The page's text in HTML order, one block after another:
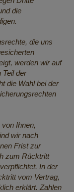
die
die uns
werden wir auf
Teil der
die Wahl bei der
Ihnen,
wir nach
Frist zur
zum Rücktritt
In der
vom Vertrag,
erklärt. Zahlen